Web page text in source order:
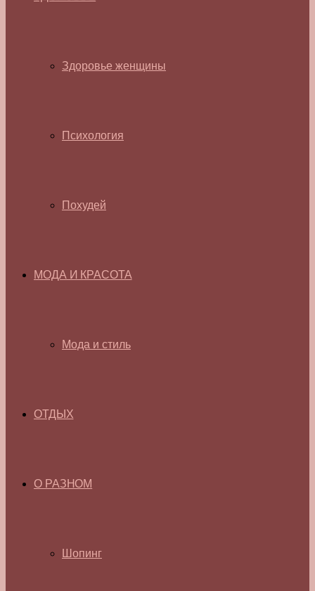
Здоровье женщины
Психология
Похудей
МОДА И КРАСОТА
Мода и стиль
ОТДЫХ
О РАЗНОМ
Шопинг